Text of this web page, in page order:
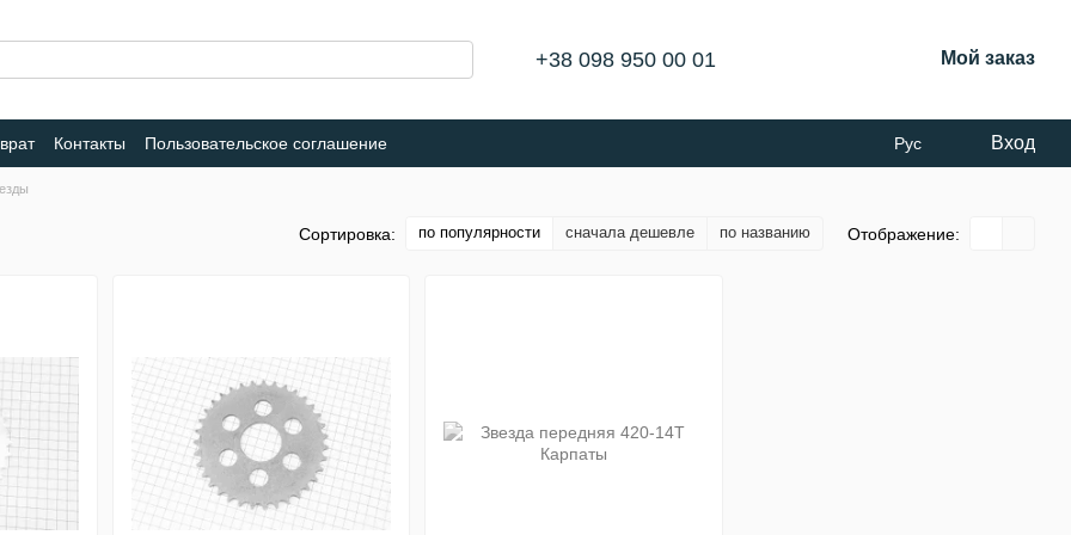
+38 098 950 00 01 Мой заказ
Контакты Пользовательское соглашение Рус Вход
Сортировка: по популярности сначала дешевле по названию Отображение: